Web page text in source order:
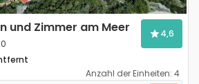
und Zimmer am Meer 4,6
Anzahl der Einheiten: 4